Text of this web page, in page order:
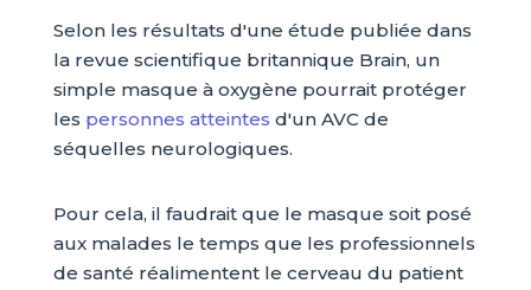
Selon les résultats d'une étude publiée dans
la revue scientifique britannique Brain, un
simple masque à oxygène pourrait protéger
les personnes atteintes d'un AVC de
séquelles neurologiques.
Pour cela, il faudrait que le masque soit posé
aux malades le temps que les professionnels
de santé réalimentent le cerveau du patient